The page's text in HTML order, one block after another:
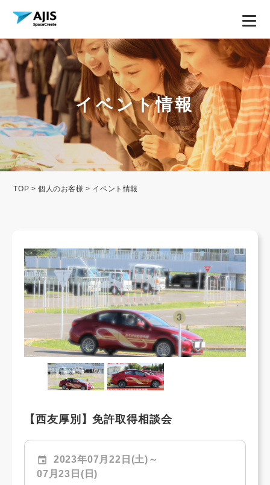
イベント情報
TOP >個人のお客様 > イベント情報
【西友厚別】免許取得相談会
event
2023年07月22日(土)～
07月23日(日)